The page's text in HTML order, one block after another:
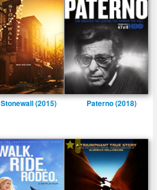
Stonewall (2015) Paterno (2018)
-